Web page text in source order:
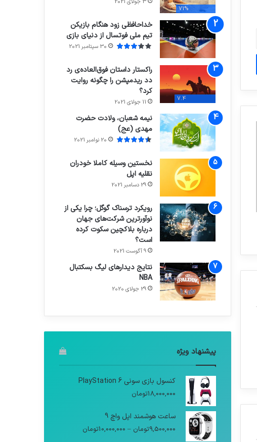
71%
3 جولای 2021
خداحافظی زود هنگام بازیکن
تیم ملی فوتسال از دنیای بازی
30 سپتامبر 2021
7.4
راکستار داستان فوق‌العاده‌ی رد
دد ریدمپشن را چگونه روایت
کرد؟
11 جولای 2021
نیمه شعبان، ولادت حضرت
مهدی (عج)
20 نوامبر 2021
نخستین وسیله کاملا خودران
نقلیه اپل
29 دسامبر 2021
رویکرد ترسناک گوگل؛ چرا یکی از
نوآورترین شرکت‌های جهان
درباره بلاکچین سکوت کرده
است؟
9 آگوست 2021
نتایج دیدار‌های لیگ بسکتبال
NBA
29 جولای 2020
پیشنهاد ویژه
کنسول بازی سونی PlayStation 6
18,000,000تومان
ساعت هوشمند اپل واچ 9
9,500,000تومان –
10,000,000تومان